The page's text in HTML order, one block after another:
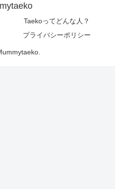
Taekoってどんな人？
プライバシーポリシー